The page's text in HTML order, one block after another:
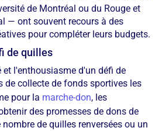
de Montréal ou du Rouge et
— ont souvent recours à des
pour compléter leurs budgets.
de quilles
et l'enthousiasme d'un défi de
de collecte de fonds sportives les
pour la marche-don, les
des promesses de dons de
nombre de quilles renversées ou un